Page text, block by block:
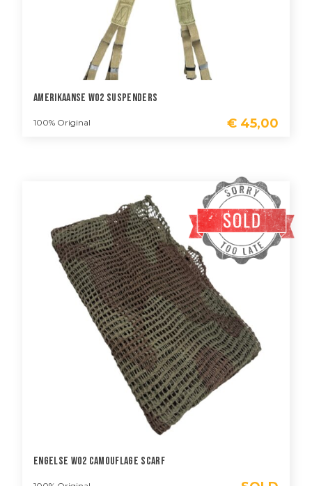
Amerikaanse WO2 Suspenders
100% Original € 45,00
Engelse WO2 Camouflage Scarf